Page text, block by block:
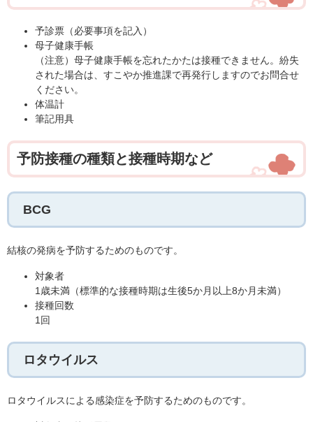
予診票（必要事項を記入）
母子健康手帳
（注意）母子健康手帳を忘れたかたは接種できません。紛失
された場合は、すこやか推進課で再発行しますのでお問合せ
ください。
体温計
筆記用具
予防接種の種類と接種時期など
BCG
結核の発病を予防するためのものです。
対象者
1歳未満（標準的な接種時期は生後5か月以上8か月未満）
接種回数
1回
ロタウイルス
ロタウイルスによる感染症を予防するためのものです。